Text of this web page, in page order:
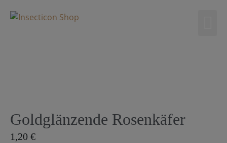
Goldglänzende Rosenkäfer
1,20 €